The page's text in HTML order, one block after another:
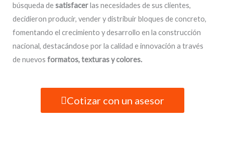
búsqueda desatisfacerlas necesidades de sus clientes,
decidieron producir, vender y distribuir bloques de concreto,
fomentando el crecimiento y desarrollo en la construcción
nacional, destacándose por la calidad e innovación a través
de nuevos formatos, texturas y colores.
Cotizar con un asesor